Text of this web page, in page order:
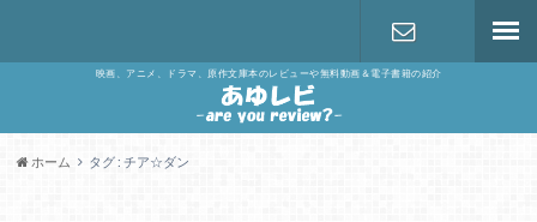
映画、アニメ、ドラマ、原作文庫本のレビューや無料動画＆電子書籍の紹介
ホーム タグ : チア☆ダン